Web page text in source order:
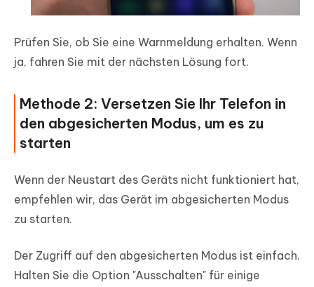
Prüfen Sie, ob Sie eine Warnmeldung erhalten. Wenn
ja, fahren Sie mit der nächsten Lösung fort.
Methode 2: Versetzen Sie Ihr Telefon in
den abgesicherten Modus, um es zu
starten
Wenn der Neustart des Geräts nicht funktioniert hat,
empfehlen wir, das Gerät im abgesicherten Modus
zu starten.
Der Zugriff auf den abgesicherten Modus ist einfach.
Halten Sie die Option "Ausschalten" für einige